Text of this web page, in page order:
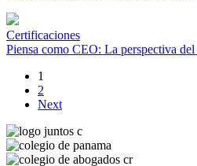
Certificaciones
Piensa como CEO: La perspectiva
1
2
Next